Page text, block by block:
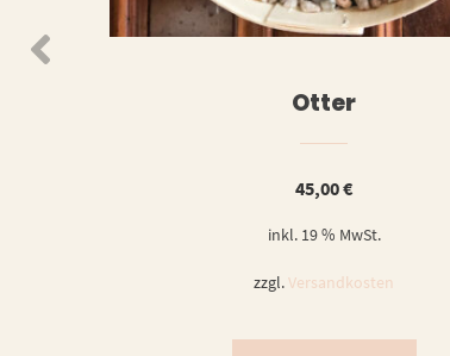
Otter
45,00€
inkl. 19 % MwSt.
zzgl.Versandkosten